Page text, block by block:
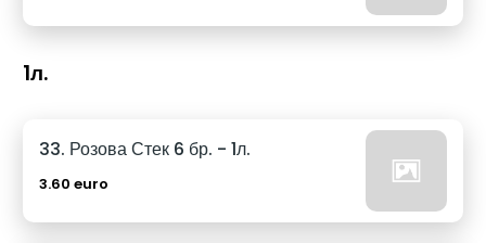
1л.
33. Розова Стек 6 бр. - 1л.
3.60 euro